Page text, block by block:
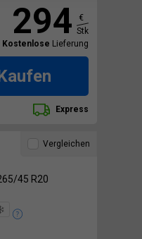
294
€
Stk
Kostenlose Lieferung
Express
45 R20
Vergleichen